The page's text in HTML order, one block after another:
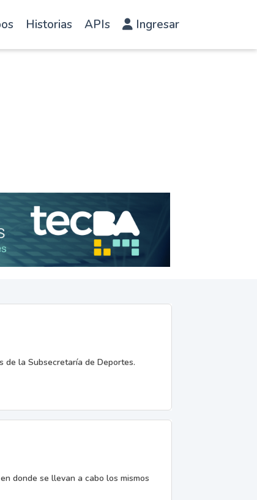
Historias APIs Ingresar
de la Subsecretaría de Deportes.
donde se llevan a cabo los mismos